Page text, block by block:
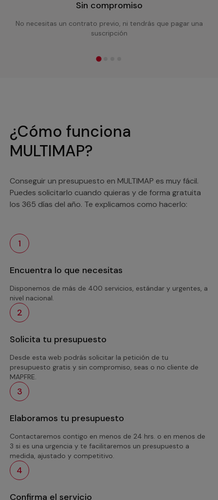
Sin compromiso
No necesitas un contrato previo, ni tendrás que pagar una
suscripción
¿Cómo funciona
MULTIMAP?
Conseguir un presupuesto en MULTIMAP es muy fácil.
Puedes solicitarlo cuando quieras y de forma gratuita
los 365 días del año. Te explicamos como hacerlo:
1
Encuentra lo que necesitas
Disponemos de más de 400 servicios, estándar y urgentes, a
nivel nacional.
2
Solicita tu presupuesto
Desde esta web podrás solicitar la petición de tu
presupuesto gratis y sin compromiso, seas o no cliente de
MAPFRE.
3
Elaboramos tu presupuesto
Contactaremos contigo en menos de 24 hrs. o en menos de
3 si es una urgencia y te facilitaremos un presupuesto a
medida, ajustado y competitivo.
4
Confirma el servicio